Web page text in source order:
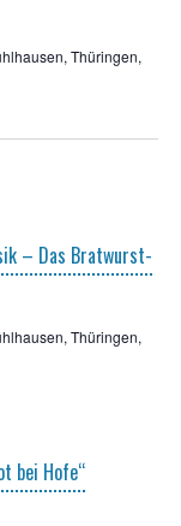
Thüringen,
– Das Brat­wurst­
Thüringen,
bei Hofe“